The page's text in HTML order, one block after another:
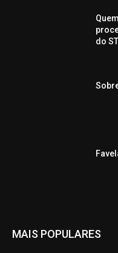
do
MAIS POPULARES